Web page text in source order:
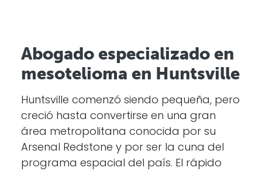
Abogado especializado en
mesotelioma en Huntsville
Huntsville comenzó siendo pequeña, pero
creció hasta convertirse en una gran
área metropolitana conocida por su
Arsenal Redstone y por ser la cuna del
programa espacial del país. El rápido